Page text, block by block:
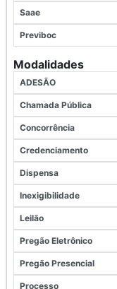
Saae
Previboc
Modalidades
ADESÃO
Chamada Pública
Concorrência
Credenciamento
Dispensa
Inexigibilidade
Leilão
Pregão Eletrônico
Pregão Presencial
Processo